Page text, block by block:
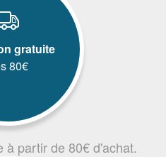
gratuite
80€
à partir de 80€ d'achat.